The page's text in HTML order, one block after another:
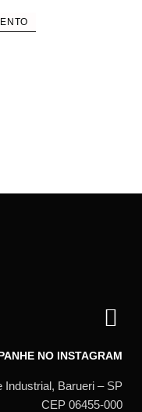
NO INSTAGRAM
Industrial, Barueri – SP
CEP 06455-000